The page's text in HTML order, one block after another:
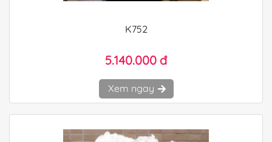
K752
5.140.000 đ
Xem ngay